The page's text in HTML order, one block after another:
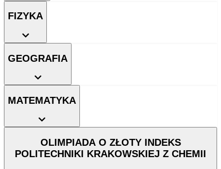
FIZYKA
GEOGRAFIA
MATEMATYKA
OLIMPIADA O ZŁOTY INDEKS
POLITECHNIKI KRAKOWSKIEJ Z CHEMII